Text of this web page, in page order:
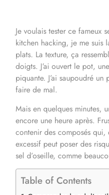
Je voulais tester ce fameux
kitchen hacking, je me suis
plats. La texture, ça
doigts. J’ai ouvert le pot,
piquante. J’ai saupoudré
faire de mal.
Mais en quelques minutes,
encore une heure après.
contenir des composés qui,
excessif peut poser des
sel d’oseille, comme
Table of Contents